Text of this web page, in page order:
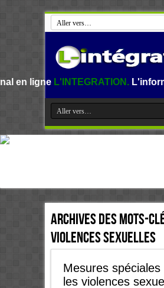
L'INTEGRATION.L'information au
Archives des mots-
Violences sexuelles
Mesures spéciales
les violences